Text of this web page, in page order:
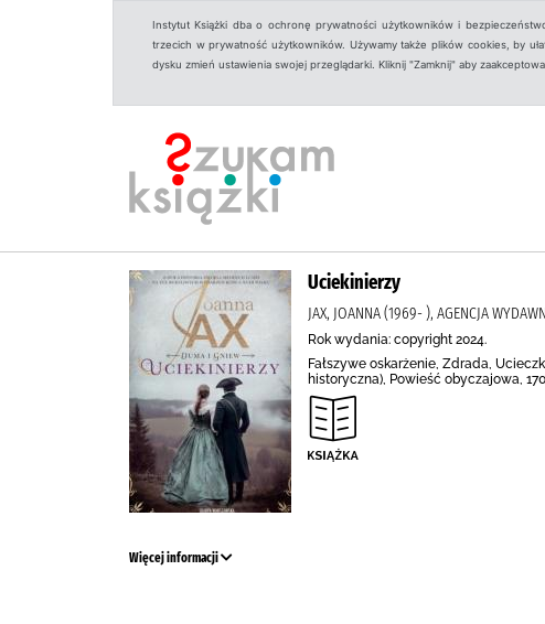
Instytut Książki dba o ochronę prywatności użytkowników i
trzecich w prywatność użytkowników. Używamy także plików cookies, by
dysku zmień ustawienia swojej przeglądarki. Kliknij "Zamknij" aby
Uciekinierzy
JAX, JOANNA (1969- ), AGENCJA
Rok wydania: copyright 2024.
Fałszywe oskarżenie, Zdrada,
historyczna), Powieść obyczajowa,
Więcej informacji